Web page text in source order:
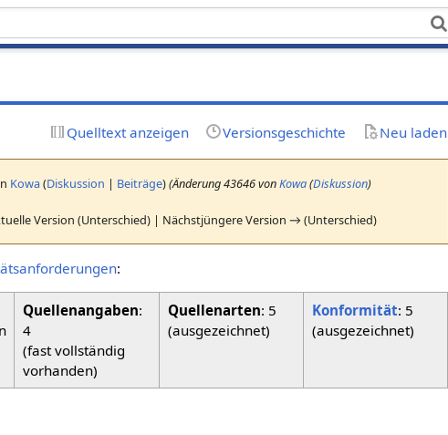
Quelltext anzeigen Versionsgeschichte Neu laden
Kowa(Diskussion | Beiträge)(Änderung 43646 vonKowa(Diskussion)
Version (Unterschied) | Nächstjüngere Version → (Unterschied)
:
Quellenangaben:
4
(fast vollständig
vorhanden)
Quellenarten: 5
(ausgezeichnet)
Konformität: 5
(ausgezeichnet)